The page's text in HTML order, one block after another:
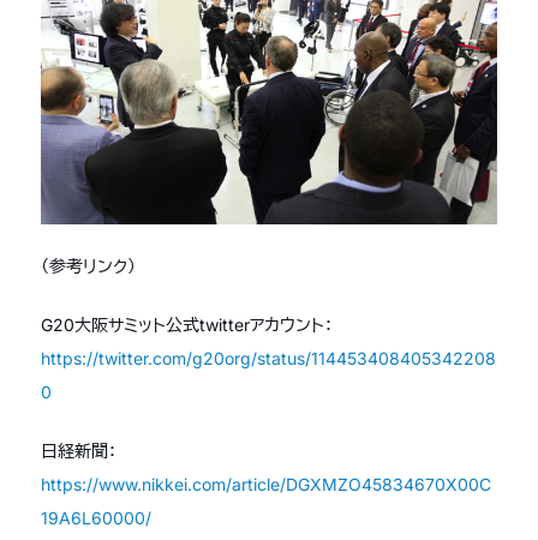
（参考リンク）
G20大阪サミット公式twitterアカウント：
https://twitter.com/g20org/status/114453408405342208
0
日経新聞：
https://www.nikkei.com/article/DGXMZO45834670X00C
19A6L60000/